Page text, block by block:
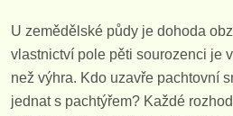
U zemědělské půdy je dohoda
vlastnictví pole pěti sourozenci je
než výhra. Kdo uzavře pachtovní
jednat s pachtýřem? Každé